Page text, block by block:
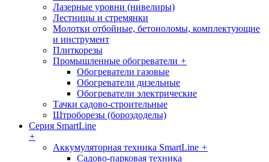
Лазерные уровни (нивелиры)
Лестницы и стремянки
Молотки отбойные, бетоноломы, комплектующие
и инструмент
Плиткорезы
Промышленные обогреватели +
Обогреватели газовые
Обогреватели дизельные
Обогреватели электрические
Тачки садово-строительные
Штроборезы (бороздоделы)
Серия SmartLine
+
Аккумуляторная техника SmartLine +
Садово-парковая техника